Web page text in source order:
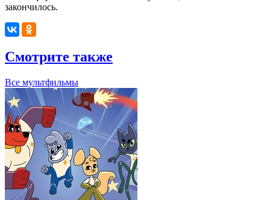
закончилось.
Смотрите также
Все мультфильмы